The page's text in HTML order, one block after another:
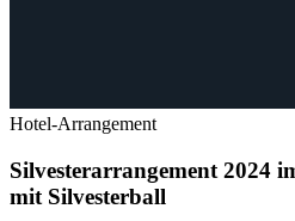
Hotel-Arrangement
Silvesterarrangement 2024
mit Silvesterball